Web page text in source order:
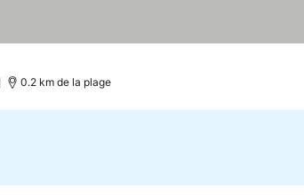
0.2 km de la plage